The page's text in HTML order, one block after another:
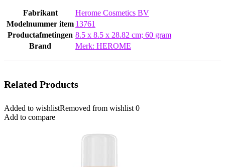
Fabrikant
‎Herome Cosmetics BV
Modelnummer item ‎13761
Productafmetingen ‎8.5 x 8.5 x 28.82 cm; 60 gram
Brand
Merk: HEROME
Related Products
Added to wishlistRemoved from wishlist 0
Add to compare